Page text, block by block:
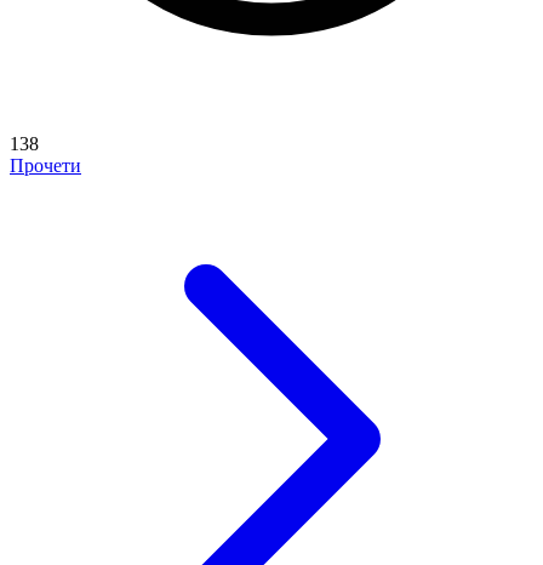
138
Прочети